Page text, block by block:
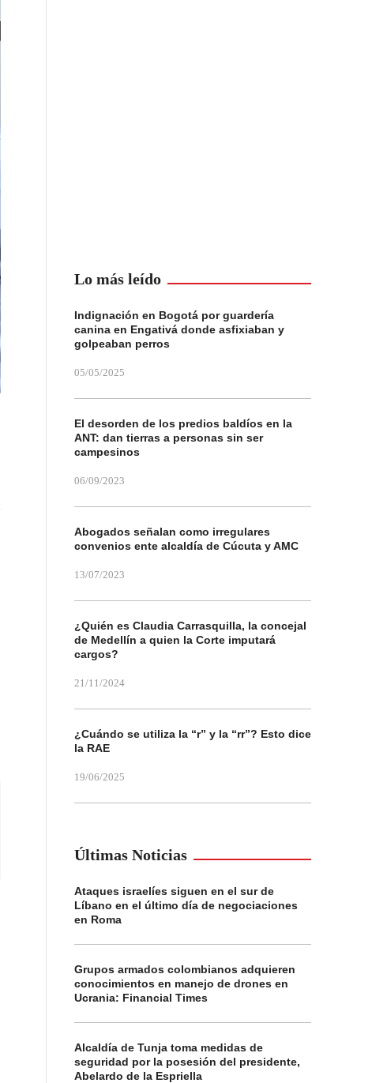
Lo más leído
Indignación en Bogotá por guardería
canina en Engativá donde asfixiaban y
golpeaban perros
05/05/2025
El desorden de los predios baldíos en la
ANT: dan tierras a personas sin ser
campesinos
06/09/2023
Abogados señalan como irregulares
convenios ente alcaldía de Cúcuta y AMC
13/07/2023
¿Quién es Claudia Carrasquilla, la concejal
de Medellín a quien la Corte imputará
cargos?
21/11/2024
¿Cuándo se utiliza la “r” y la “rr”? Esto dice
la RAE
19/06/2025
Últimas Noticias
Ataques israelíes siguen en el sur de
Líbano en el último día de negociaciones
en Roma
Grupos armados colombianos adquieren
conocimientos en manejo de drones en
Ucrania: Financial Times
Alcaldía de Tunja toma medidas de
seguridad por la posesión del presidente,
Abelardo de la Espriella